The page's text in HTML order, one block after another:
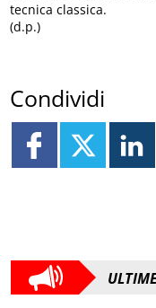
tecnica classica.
(d.p.)
Condividi